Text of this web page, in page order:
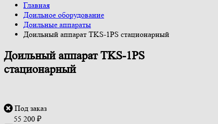
Главная
Доильное оборудование
Доильные аппараты
Доильный аппарат TKS-1PS стационарный
Доильный аппарат TKS-1PS
стационарный
Под заказ
55 200 ₽